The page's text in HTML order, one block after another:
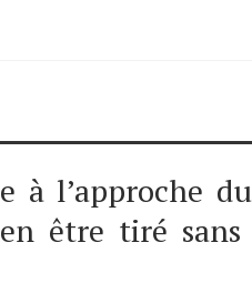
à l’approche
être tiré